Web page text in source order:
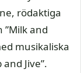
rödaktiga
”Milk and
musikaliska
Jive”.